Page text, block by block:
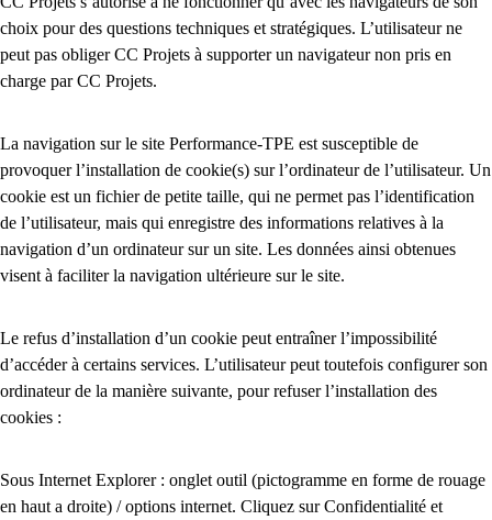
choix pour des questions techniques et stratégiques. L’utilisateur ne
peut pas obliger CC Projets à supporter un navigateur non pris en
charge par CC Projets.
La navigation sur le site Performance-TPE est susceptible de
provoquer l’installation de cookie(s) sur l’ordinateur de l’utilisateur. Un
cookie est un fichier de petite taille, qui ne permet pas l’identification
de l’utilisateur, mais qui enregistre des informations relatives à la
navigation d’un ordinateur sur un site. Les données ainsi obtenues
visent à faciliter la navigation ultérieure sur le site.
Le refus d’installation d’un cookie peut entraîner l’impossibilité
d’accéder à certains services. L’utilisateur peut toutefois configurer son
ordinateur de la manière suivante, pour refuser l’installation des
cookies :
Sous Internet Explorer : onglet outil (pictogramme en forme de rouage
en haut a droite) / options internet. Cliquez sur Confidentialité et